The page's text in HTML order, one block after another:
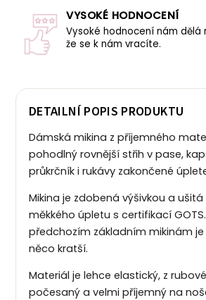
VYSOKÉ HODNOCENÍ
Vysoké hodnocení nám dělá
že se k nám vracíte.
DETAILNÍ POPIS PRODUKTU
Dámská mikina z příjemného
pohodlný rovnější střih v pase,
průkrčník i rukávy zakončené
Mikina je zdobená výšivkou a
měkkého úpletu s certifikací
předchozím základním mikinám
něco kratší.
Materiál je lehce elastický, z
počesaný a velmi příjemný na